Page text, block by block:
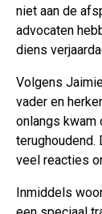
niet aan de
advocaten
diens
Volgens
vader en
onlangs kwam
veel reacties
Inmiddels